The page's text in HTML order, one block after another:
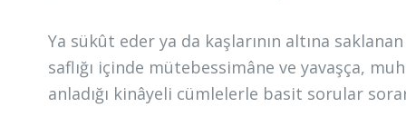
Ya sükût eder ya da kaşlarının altına
saflığı içinde mütebessimâne ve yavaşça,
anladığı kinâyeli cümlelerle basit sorular